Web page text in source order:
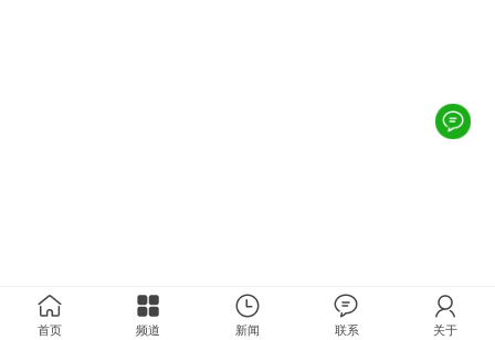
首页 频道 新闻 联系 关于